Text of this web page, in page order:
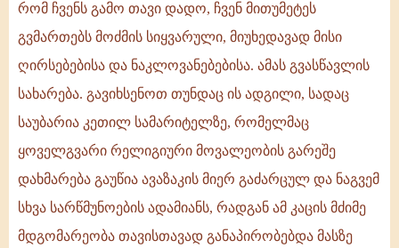
რომ ჩვენს გამო თავი დადო, ჩვენ მითუმეტეს
გვმართებს მოძმის სიყვარული, მიუხედავად მისი
ღირსებებისა და ნაკლოვანებებისა. ამას გვასწავლის
სახარება. გავიხსენოთ თუნდაც ის ადგილი, სადაც
საუბარია კეთილ სამარიტელზე, რომელმაც
ყოველგვარი რელიგიური მოვალეობის გარეშე
დახმარება გაუწია ავაზაკის მიერ გაძარცულ და ნაგვემ
სხვა სარწმუნოების ადამიანს, რადგან ამ კაცის მძიმე
მდგომარეობა თავისთავად განაპირობებდა მასზე